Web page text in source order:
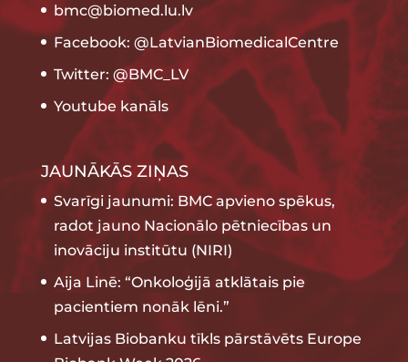
bmc@biomed.lu.lv
Facebook: @LatvianBiomedicalCentre
Twitter: @BMC_LV
Youtube kanāls
JAUNĀKĀS ZIŅAS
Svarīgi jaunumi: BMC apvieno spēkus,
radot jauno Nacionālo pētniecības un
inovāciju institūtu (NIRI)
Aija Linē: “Onkoloģijā atklātais pie
pacientiem nonāk lēni.”
Latvijas Biobanku tīkls pārstāvēts Europe